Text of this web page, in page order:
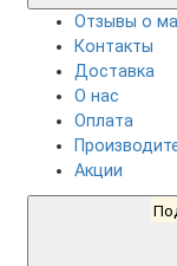
Отзывы о
Контакты
Доставка
О нас
Оплата
Акции